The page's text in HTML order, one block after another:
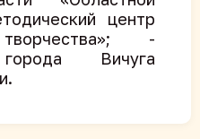
центр
-
Вичуга